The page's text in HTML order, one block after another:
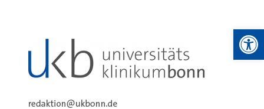
UKB NewsRoom